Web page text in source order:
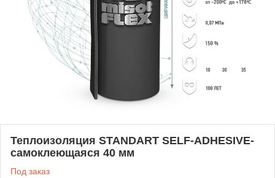
Теплоизоляция STANDART SELF-ADHESIVE-
самоклеющаяся 40 мм
Под заказ